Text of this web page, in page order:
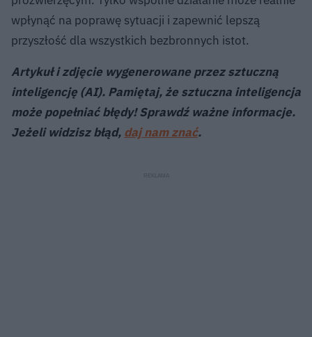
wpłynąć na poprawę sytuacji i zapewnić lepszą
przyszłość dla wszystkich bezbronnych istot.
Artykuł i zdjęcie wygenerowane przez sztuczną
inteligencję (AI). Pamiętaj, że sztuczna inteligencja
może popełniać błędy! Sprawdź ważne informacje.
Jeżeli widzisz błąd, daj nam znać.